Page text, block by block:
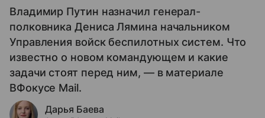
Владимир Путин назначил генерал-
полковника Дениса Лямина начальником
Управления войск беспилотных систем. Что
известно о новом командующем и какие
задачи стоят перед ним, — в материале
ВФокусе Mail.
Дарья Баева